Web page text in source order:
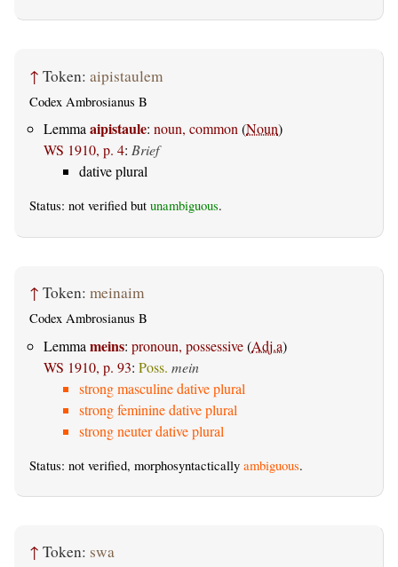
↑ Token: aipistaulem
Codex Ambrosianus B
Lemmaaipistaule: noun, common(Noun)
WS 1910, p. 4: Brief
dative plural
Status: not verified but unambiguous.
↑ Token: meinaim
Codex Ambrosianus B
Lemma meins: pronoun, possessive(Adj.a)
WS 1910, p. 93: Poss. mein
strong masculine dative plural
strong feminine dative plural
strong neuter dative plural
Status: not verified, morphosyntactically ambiguous.
↑ Token: swa